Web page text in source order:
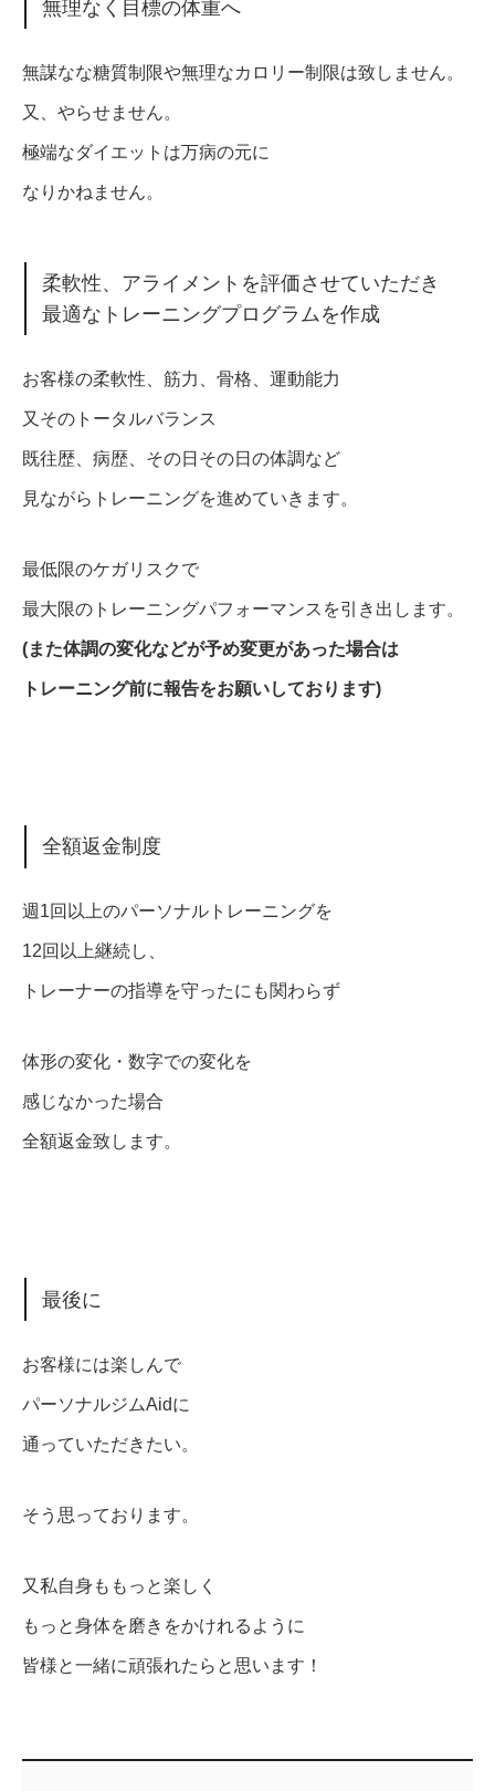
無理なく目標の体重へ
無謀なな糖質制限や無理なカロリー制限は致しません。
又、やらせません。
極端なダイエットは万病の元に
なりかねません。
柔軟性、アライメントを評価させていただき
最適なトレーニングプログラムを作成
お客様の柔軟性、筋力、骨格、運動能力
又そのトータルバランス
既往歴、病歴、その日その日の体調など
見ながらトレーニングを進めていきます。
最低限のケガリスクで
最大限のトレーニングパフォーマンスを引き出します。
(また体調の変化などが予め変更があった場合は
トレーニング前に報告をお願いしております)
全額返金制度
週1回以上のパーソナルトレーニングを
12回以上継続し、
トレーナーの指導を守ったにも関わらず
体形の変化・数字での変化を
感じなかった場合
全額返金致します。
最後に
お客様には楽しんで
パーソナルジムAidに
通っていただきたい。
そう思っております。
又私自身ももっと楽しく
もっと身体を磨きをかけれるように
皆様と一緒に頑張れたらと思います！